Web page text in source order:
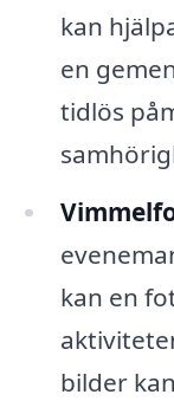
kan
en
tidlös
kan en
bilder